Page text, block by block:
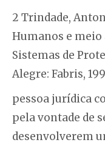
2 Trindade,
Humanos e meio
Sistemas de
Alegre: Fabris,
pessoa jurídica
pela vontade de
desenvolverem